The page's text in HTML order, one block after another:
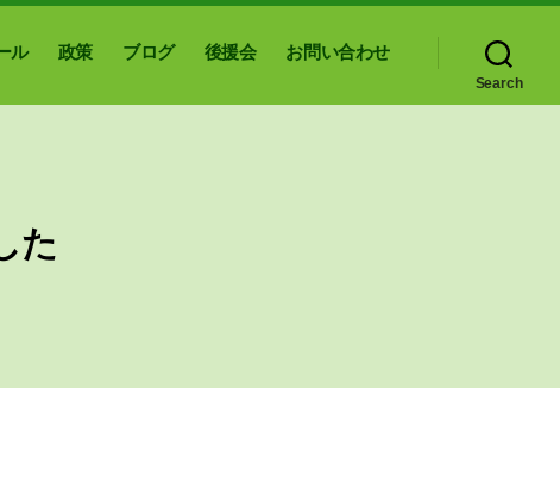
ル 政策 ブログ 後援会 お問い合わせ
Search
た